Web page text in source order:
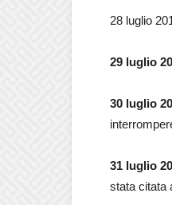
28 luglio
29 luglio
30 luglio
31 luglio
stata citata